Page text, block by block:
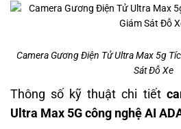
Camera Gương Điện Tử Ultra Max 5g
Sát Đỗ Xe
Thông số kỹ thuật chi tiết
Ultra Max 5G công nghệ AI